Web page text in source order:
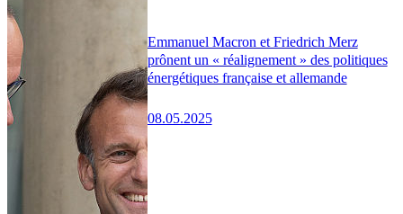
Emmanuel Macron et Friedrich Merz
prônent un « réalignement » des politiques
énergétiques française et allemande
08.05.2025